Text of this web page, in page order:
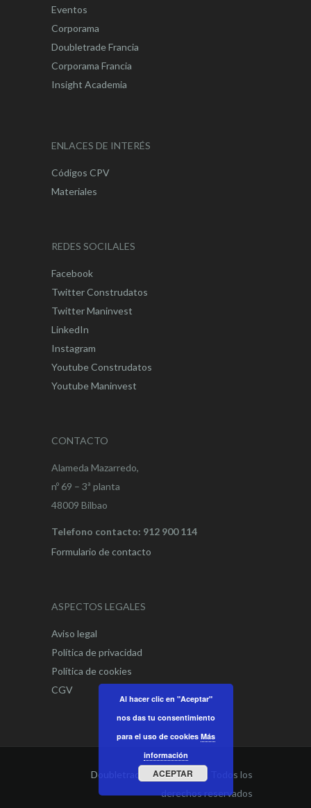
Eventos
Corporama
Doubletrade Francia
Corporama Francia
Insight Academia
ENLACES DE INTERÉS
Códigos CPV
Materiales
REDES SOCILALES
Facebook
Twitter Construdatos
Twitter Maninvest
LinkedIn
Instagram
Youtube Construdatos
Youtube Maninvest
CONTACTO
Alameda Mazarredo,
nº 69 – 3ª planta
48009 Bilbao
Telefono contacto: 912 900 114
Formulario de contacto
ASPECTOS LEGALES
Aviso legal
Política de privacidad
Política de cookies
CGV
Doubletrade Spain© 2021. Todos los
derechos reservados
Al hacer clic en "Aceptar"
nos das tu consentimiento
para el uso de cookies Más
información
ACEPTAR